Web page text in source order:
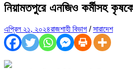
নিয়ামতপুরে এনজিও কর্মীসহ
এপ্রিল ২১, ২০২৪রাজশাহী বিভাগ /সারাদেশ